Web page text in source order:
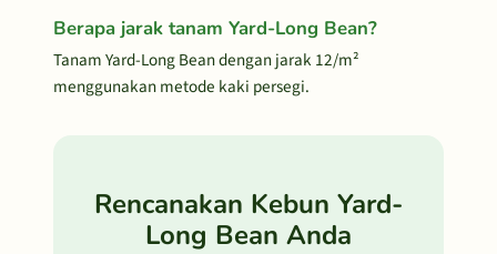
Berapa jarak tanam Yard-Long Bean?
Tanam Yard-Long Bean dengan jarak 12/m²
menggunakan metode kaki persegi.
Rencanakan Kebun Yard-
Long Bean Anda